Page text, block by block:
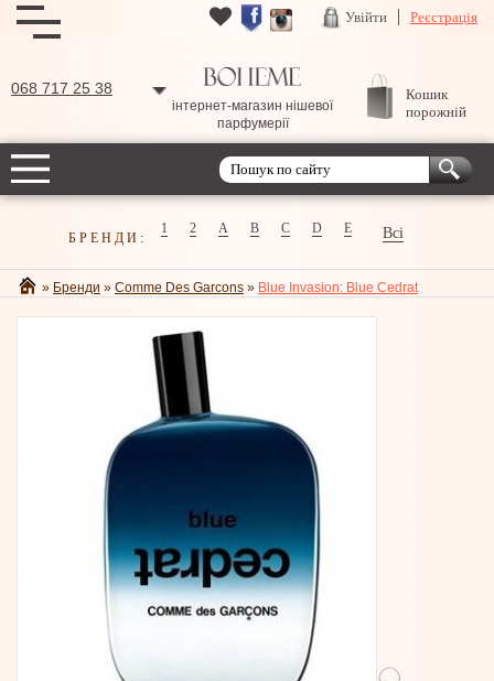
Увійти Реєстрація
068 717 25 38
інтернет-магазин нішевої
парфумерії
Кошик
порожній
БРЕНДИ:
1 2 A B C D E Всі
» Бренди » Comme Des Garcons » Blue Invasion: Blue Cedrat